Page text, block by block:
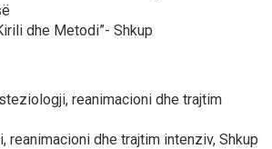
dhe Metodi”- Shkup
reanimacioni dhe trajtim
reanimacioni dhe trajtim intenziv, Shkup